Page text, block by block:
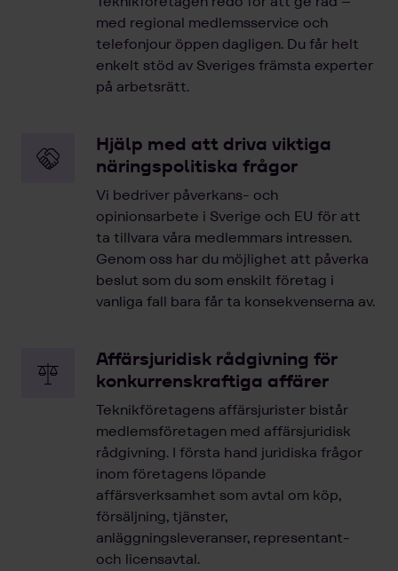
med regional medlemsservice och
telefonjour öppen dagligen. Du får helt
enkelt stöd av Sveriges främsta experter
på arbetsrätt.
Hjälp med att driva viktiga
näringspolitiska frågor
Vi bedriver påverkans- och
opinionsarbete i Sverige och EU för att
ta tillvara våra medlemmars intressen.
Genom oss har du möjlighet att påverka
beslut som du som enskilt företag i
vanliga fall bara får ta konsekvenserna av.
Affärsjuridisk rådgivning för
konkurrenskraftiga affärer
Teknikföretagens affärsjurister bistår
medlemsföretagen med affärsjuridisk
rådgivning. I första hand juridiska frågor
inom företagens löpande
affärsverksamhet som avtal om köp,
försäljning, tjänster,
anläggningsleveranser, representant-
och licensavtal.